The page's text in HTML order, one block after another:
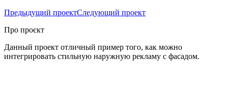
Предыдущий проектСледующий проект
Про проєкт
Данный проект отличный пример того, как можно
интегрировать стильную наружную рекламу с фасадом.